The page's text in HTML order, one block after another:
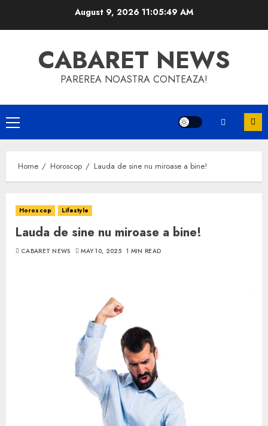
August 9, 2026 11:05:49 AM
CABARET NEWS
PAREREA NOASTRA CONTEAZA!
Primary
Menu
Home Horoscop Lauda de sine nu miroase a bine!
Horoscop Lifestyle
Lauda de sine nu miroase a bine!
CABARET NEWS MAY 10, 2025 1 MIN READ